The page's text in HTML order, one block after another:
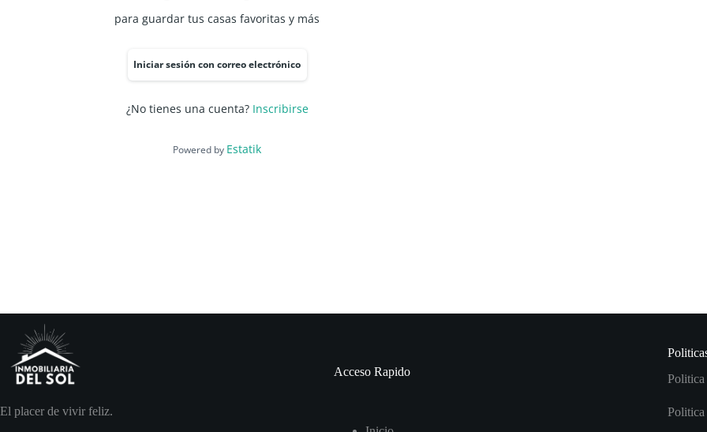
para guardar tus casas favoritas y más
Iniciar sesión con correo electrónico
¿No tienes una cuenta? Inscribirse
Powered by Estatik
El placer de vivir feliz.
Acceso Rapido
Politica
Politica